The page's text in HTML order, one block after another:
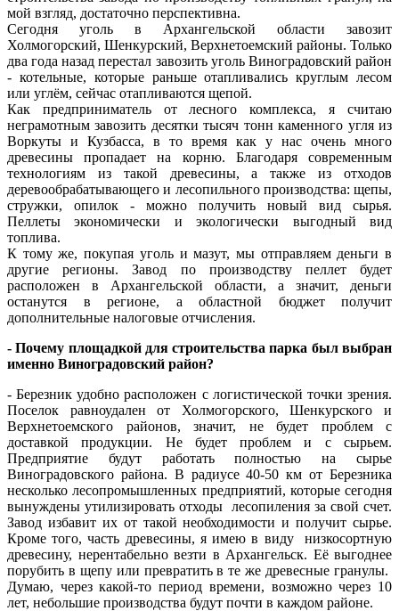
мой взгляд, достаточно перспективна.
Сегодня уголь в Архангельской области завозит
Холмогорский, Шенкурский, Верхнетоемский районы. Только
два года назад перестал завозить уголь Виноградовский район
- котельные, которые раньше отапливались круглым лесом
или углём, сейчас отапливаются щепой.
Как предприниматель от лесного комплекса, я считаю
неграмотным завозить десятки тысяч тонн каменного угля из
Воркуты и Кузбасса, в то время как у нас очень много
древесины пропадает на корню. Благодаря современным
технологиям из такой древесины, а также из отходов
деревообрабатывающего и лесопильного производства: щепы,
стружки, опилок - можно получить новый вид сырья.
Пеллеты экономически и экологически выгодный вид
топлива.
К тому же, покупая уголь и мазут, мы отправляем деньги в
другие регионы. Завод по производству пеллет будет
расположен в Архангельской области, а значит, деньги
останутся в регионе, а областной бюджет получит
дополнительные налоговые отчисления.
- Почему площадкой для строительства парка был выбран
именно Виноградовский район?
- Березник удобно расположен с логистической точки зрения.
Поселок равноудален от Холмогорского, Шенкурского и
Верхнетоемского районов, значит, не будет проблем с
доставкой продукции. Не будет проблем и с сырьем.
Предприятие будут работать полностью на сырье
Виноградовского района. В радиусе 40-50 км от Березника
несколько лесопромышленных предприятий, которые сегодня
вынуждены утилизировать отходы лесопиления за свой счет.
Завод избавит их от такой необходимости и получит сырье.
Кроме того, часть древесины, я имею в виду низкосортную
древесину, нерентабельно везти в Архангельск. Её выгоднее
порубить в щепу или превратить в те же древесные гранулы.
Думаю, через какой-то период времени, возможно через 10
лет, небольшие производства будут почти в каждом районе.